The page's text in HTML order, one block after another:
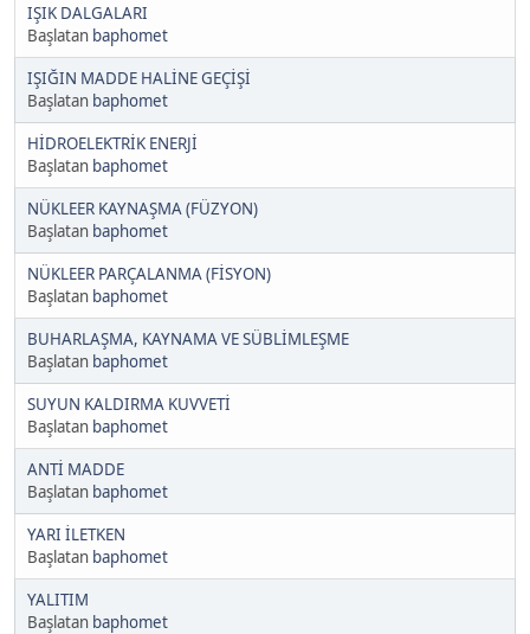
IŞIK DALGALARI
Başlatan baphomet
IŞIĞIN MADDE HALİNE GEÇİŞİ
Başlatan baphomet
HİDROELEKTRİK ENERJİ
Başlatan baphomet
NÜKLEER KAYNAŞMA (FÜZYON)
Başlatan baphomet
NÜKLEER PARÇALANMA (FİSYON)
Başlatan baphomet
BUHARLAŞMA, KAYNAMA VE SÜBLİMLEŞME
Başlatan baphomet
SUYUN KALDIRMA KUVVETİ
Başlatan baphomet
ANTİ MADDE
Başlatan baphomet
YARI İLETKEN
Başlatan baphomet
YALITIM
Başlatan baphomet